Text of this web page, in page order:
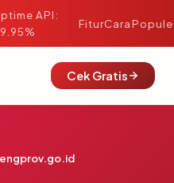
API:
FiturCara
Cek Gratis